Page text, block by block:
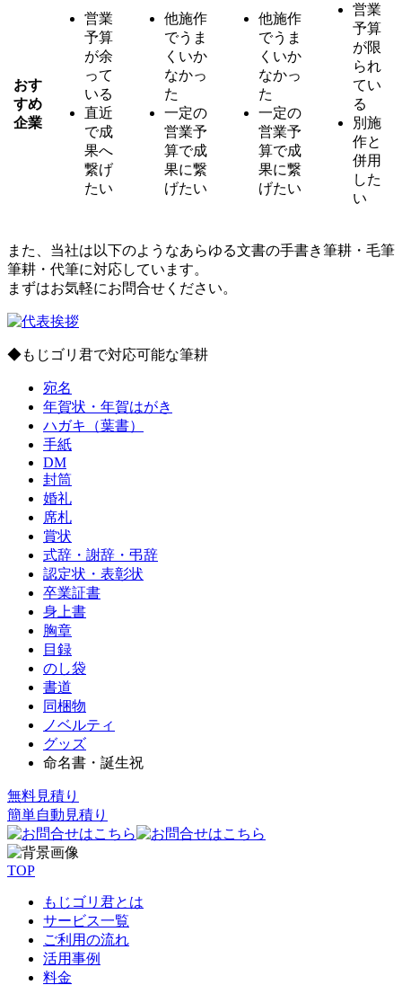
おす
すめ
企業
営業
予算
が余
って
いる
直近
で成
果へ
繋げ
たい
他施作
でうま
くいか
なかっ
た
一定の
営業予
算で成
果に繋
げたい
他施作
でうま
くいか
なかっ
た
一定の
営業予
算で成
果に繋
げたい
営業
予算
が限
られ
てい
る
別施
作と
併用
した
い
また、当社は以下のようなあらゆる文書の手書き筆耕・毛筆
筆耕・代筆に対応しています。
まずはお気軽にお問合せください。
◆もじゴリ君で対応可能な筆耕
宛名
年賀状・年賀はがき
ハガキ（葉書）
手紙
DM
封筒
婚礼
席札
賞状
式辞・謝辞・弔辞
認定状・表彰状
卒業証書
身上書
胸章
目録
のし袋
書道
同梱物
ノベルティ
グッズ
命名書・誕生祝
無料見積り
簡単自動見積り
TOP
もじゴリ君とは
サービス一覧
ご利用の流れ
活用事例
料金